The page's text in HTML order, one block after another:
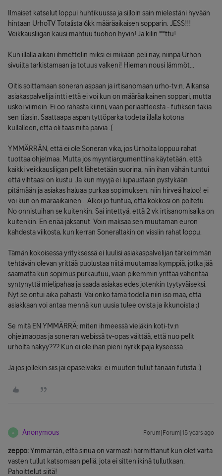
Ilmaiset katselut loppui huhtikuussa ja silloin sain mielestäni hyvään
hintaan UrhoTV Totalista 6kk määräaikaisen sopparin. JESS!!!
Veikkausliigan kausi mahtuu tuohon hyvin! Ja kilin **ttu!
Kun illalla aikani ihmettelin miksi ei mikään peli näy, niinpä Urhon
sivuilta tarkistamaan ja totuus valkeni! Hieman nousi lämmöt...
Oitis soittamaan soneran aspaan ja irtisanomaan urho-tv:n. Aikansa
asiakaspalvelija intti että ei voi kun on määräaikainen soppari, mutta
uskoi viimein. Ei oo rahasta kiinni, vaan periaatteesta - futiksen takia
sen tilasin. Saattaapa aspan tyttöparka todeta illalla kotona
kullalleen, että oli taas niitä päiviä :(
YMMÄRRÄN, että ei ole Soneran vika, jos Urholta loppuu rahat
tuottaa ohjelmaa. Mutta jos myyntiargumenttina käytetään, että
kaikki veikkausliigan pelit lähetetään suorina, niin ihan vähän tuntui
että vihtaasi on kustu. Ja kun myyjä ei lupaustaan pystykään
pitämään ja asiakas haluaa purkaa sopimuksen, niin hirveä haloo! ei
voi kun on märäaikainen... Alkoi jo tuntua, että kokkosi on poltetu.
No onnistuihan se kuitenkin. Sai intettyä, että 2 vk irtisanomisaika on
kuitenkin. En enää jaksanut. Voin maksaa sen muutaman euron
kahdesta viikosta, kun kerran Soneraltakin on vissiin rahat loppu.
Tämän kokoisessa yrityksessä ei luulisi asiakaspalvelijan tärkeimmän
tehtävän olevan yrittää puolustaa niitä muutamaa kymppiä, jotka jää
saamatta kun sopimus purkautuu, vaan pikemmin yrittää vähentää
syntynyttä mielipahaa ja saada asiakas edes jotenkin tyytyväiseksi.
Nyt se ontui aika pahasti. Vai onko tämä todella niin iso maa, että
asiakkaan voi antaa mennä kun uusia tulee ovista ja ikkunoista ;)
Se mitä EN YMMÄRRÄ: miten ihmeessä vieläkin koti-tv:n
ohjelmaopas ja soneran webissä tv-opas väittää, että nuo pelit
urholta näkyy??? Kun ei ole ihan pieni nyrkkipaja kyseessä...
Ja jos jollekin siis jäi epäselväksi: ei muuten tullut tänään futista :)
A Anonymous Forum|Forum|15 years ago
zeppo:Ymmärrän, että sinua on varmasti harmittanut kun olet varta
vasten tullut katsomaan peliä, jota ei sitten ikinä tullutkaan.
Pahoittelut siitä!